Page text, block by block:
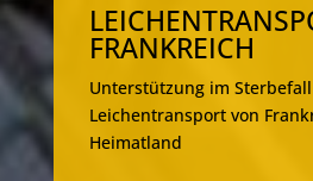
FRANKREICH
Unterstützung im
Leichentransport von
Heimatland